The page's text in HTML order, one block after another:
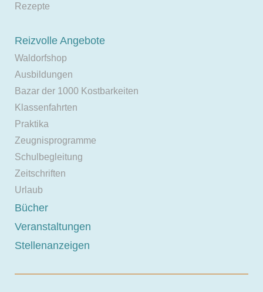
Rezepte
Reizvolle Angebote
Waldorfshop
Ausbildungen
Bazar der 1000 Kostbarkeiten
Klassenfahrten
Praktika
Zeugnisprogramme
Schulbegleitung
Zeitschriften
Urlaub
Bücher
Veranstaltungen
Stellenanzeigen